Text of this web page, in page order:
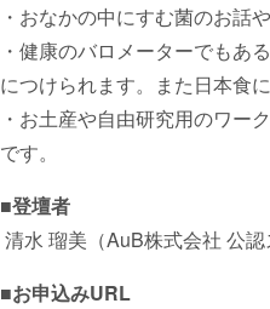
・おなかの中にすむ菌のお話
・健康のバロメーターでもあ
につけられます。また日本食
・お土産や自由研究用のワー
です。
■登壇者
清水 瑠美（AuB株式会社 公
■お申込みURL